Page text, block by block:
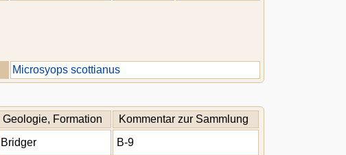
Microsyops scottianus
Geologie, Formation
Kommentar zur Sammlung
Bridger B-9